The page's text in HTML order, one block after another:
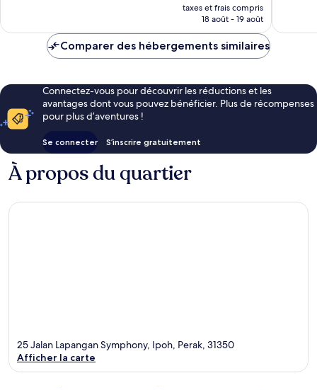
nouveau
prix
de
taxes et frais compris
18 août - 19 août
Comparer des hébergements similaires
Connectez-vous pour découvrir les réductions et les
avantages dont vous pouvez bénéficier. Plus de récompenses
pour plus d’aventures !
Se connecter S’inscrire gratuitement
À propos du quartier
25 Jalan Lapangan Symphony, Ipoh, Perak, 31350
Afficher la carte